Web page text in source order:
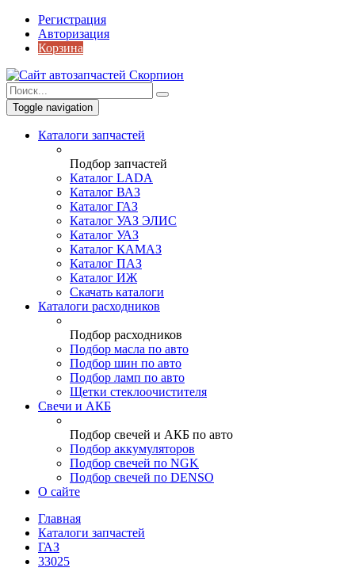
Регистрация
Авторизация
Корзина
Toggle navigation
Каталоги запчастей
Подбор запчастей
Каталог LADA
Каталог ВАЗ
Каталог ГАЗ
Каталог УАЗ ЭЛИС
Каталог УАЗ
Каталог КАМАЗ
Каталог ПАЗ
Каталог ИЖ
Скачать каталоги
Каталоги расходников
Подбор расходников
Подбор масла по авто
Подбор шин по авто
Подбор ламп по авто
Щетки стеклоочистителя
Свечи и АКБ
Подбор свечей и АКБ по авто
Подбор аккумуляторов
Подбор свечей по NGK
Подбор свечей по DENSO
О сайте
Главная
Каталоги запчастей
ГАЗ
33025